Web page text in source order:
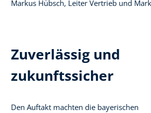
Markus Hübsch, Leiter Vertrieb und
Zuverlässig und
zukunftssicher
Den Auftakt machten die bayerischen